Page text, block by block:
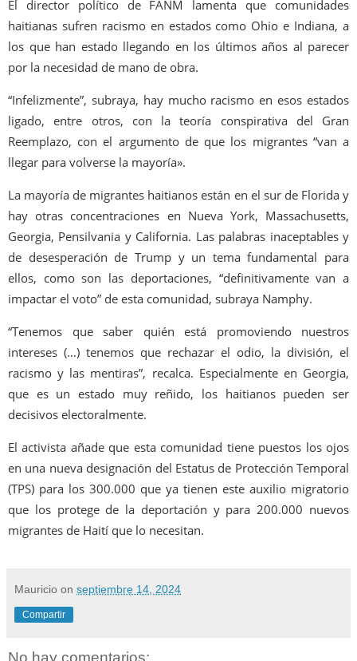
El director político de FANM lamenta que comunidades
haitianas sufren racismo en estados como Ohio e Indiana, a
los que han estado llegando en los últimos años al parecer
por la necesidad de mano de obra.
“Infelizmente”, subraya, hay mucho racismo en esos estados
ligado, entre otros, con la teoría conspirativa del Gran
Reemplazo, con el argumento de que los migrantes “van a
llegar para volverse la mayoría».
La mayoría de migrantes haitianos están en el sur de Florida y
hay otras concentraciones en Nueva York, Massachusetts,
Georgia, Pensilvania y California. Las palabras inaceptables y
de desesperación de Trump y un tema fundamental para
ellos, como son las deportaciones, “definitivamente van a
impactar el voto” de esta comunidad, subraya Namphy.
“Tenemos que saber quién está promoviendo nuestros
intereses (…) tenemos que rechazar el odio, la división, el
racismo y las mentiras”, recalca. Especialmente en Georgia,
que es un estado muy reñido, los haitianos pueden ser
decisivos electoralmente.
El activista añade que esta comunidad tiene puestos los ojos
en una nueva designación del Estatus de Protección Temporal
(TPS) para los 300.000 que ya tienen este auxilio migratorio
que los protege de la deportación y para 200.000 nuevos
migrantes de Haití que lo necesitan.
Mauricio on septiembre 14, 2024
Compartir